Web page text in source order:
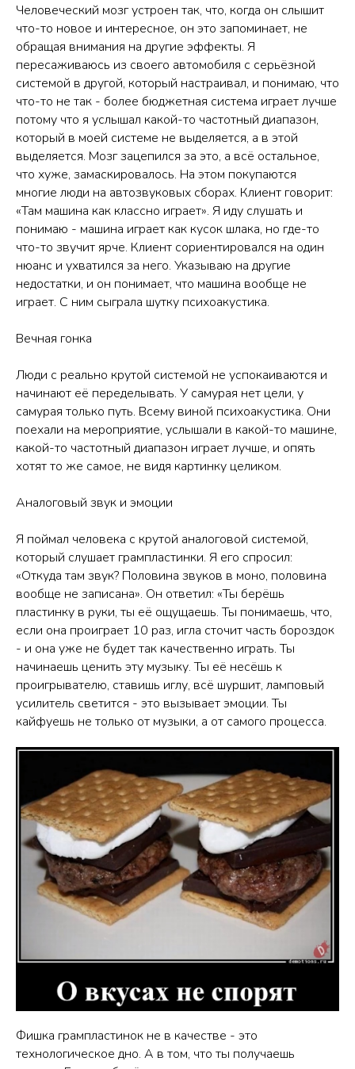
Человеческий мозг устроен так, что, когда он слышит
что-то новое и интересное, он это запоминает, не
обращая внимания на другие эффекты. Я
пересаживаюсь из своего автомобиля с серьёзной
системой в другой, который настраивал, и понимаю, что
что-то не так - более бюджетная система играет лучше
потому что я услышал какой-то частотный диапазон,
который в моей системе не выделяется, а в этой
выделяется. Мозг зацепился за это, а всё остальное,
что хуже, замаскировалось. На этом покупаются
многие люди на автозвуковых сборах. Клиент говорит:
«Там машина как классно играет». Я иду слушать и
понимаю - машина играет как кусок шлака, но где-то
что-то звучит ярче. Клиент сориентировался на один
нюанс и ухватился за него. Указываю на другие
недостатки, и он понимает, что машина вообще не
играет. С ним сыграла шутку психоакустика.
Вечная гонка
Люди с реально крутой системой не успокаиваются и
начинают её переделывать. У самурая нет цели, у
самурая только путь. Всему виной психоакустика. Они
поехали на мероприятие, услышали в какой-то машине,
какой-то частотный диапазон играет лучше, и опять
хотят то же самое, не видя картинку целиком.
Аналоговый звук и эмоции
Я поймал человека с крутой аналоговой системой,
который слушает грампластинки. Я его спросил:
«Откуда там звук? Половина звуков в моно, половина
вообще не записана». Он ответил: «Ты берёшь
пластинку в руки, ты её ощущаешь. Ты понимаешь, что,
если она проиграет 10 раз, игла сточит часть бороздок
- и она уже не будет так качественно играть. Ты
начинаешь ценить эту музыку. Ты её несёшь к
проигрывателю, ставишь иглу, всё шуршит, ламповый
усилитель светится - это вызывает эмоции. Ты
кайфуешь не только от музыки, а от самого процесса.
Фишка грампластинок не в качестве - это
технологическое дно. А в том, что ты получаешь